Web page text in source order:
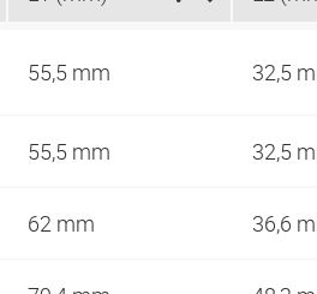
55,5 mm 32,5
55,5 mm 32,5
62 mm 36,6